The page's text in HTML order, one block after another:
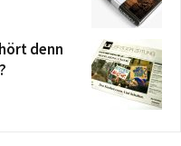
denn